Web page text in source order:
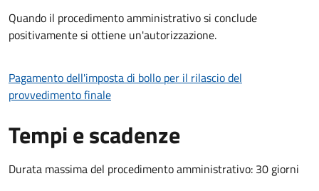
Quando il procedimento amministrativo si conclude
positivamente si ottiene un'autorizzazione.
Pagamento dell'imposta di bollo per il rilascio del
provvedimento finale
Tempi e scadenze
Durata massima del procedimento amministrativo: 30 giorni